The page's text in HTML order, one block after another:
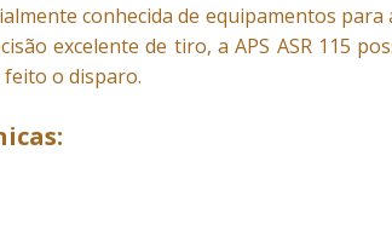
conhecida de equipamentos
excelente de tiro, a APS ASR 115
o disparo.